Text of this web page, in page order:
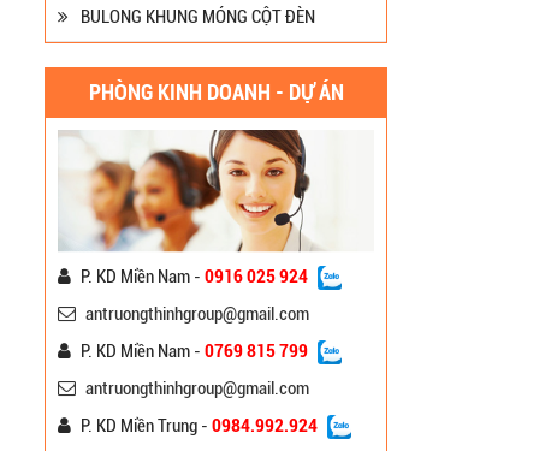
BULONG KHUNG MÓNG CỘT ĐÈN
PHÒNG KINH DOANH - DỰ ÁN
P. KD Miền Nam - 0916 025 924
antruongthinhgroup@gmail.com
P. KD Miền Nam - 0769 815 799
antruongthinhgroup@gmail.com
P. KD Miền Trung - 0984.992.924
Cột Đèn Đế Gang Trang
Liên hệ